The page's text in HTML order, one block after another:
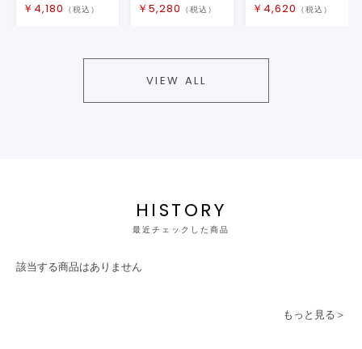
￥ 4,180 （税込） ￥ 5,280 （税込） ￥ 4,620 （税込）
VIEW ALL
HISTORY
最近チェックした商品
該当する商品はありません
もっと見る＞